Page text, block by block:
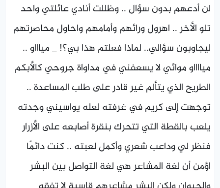
لن أدعهم بدون سؤال .. وظللت أنادي عائلتي واحد
تلو الأخر .. اهرول ورائهم وأمامهم واحاول محاصرتهم
ليجاوبون سؤالي.. لماذا فعلتم هذا بي؟! _ مياااو ..
ميااااو موائي لا يسعفني في مداواة جروحي كالأبكم
الطريح الذي يتألم غير قادر على طلب المساعدة ..
توجهت إلى كريم في غرفته لعله يواسيني وجدته
يلعب بالقطة التي تتحرك بنقرة أصابعه على الأزرار
فنظر لي وداعب شعري وأكمل لعبته .. كنت دائمًا
اؤمن أن لغة المشاعر هي لغة التواصل بين البشر